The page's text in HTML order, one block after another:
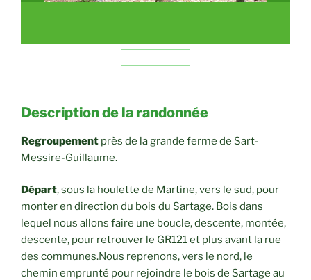
Description de la randonnée
Regroupement près de la grande ferme de Sart-
Messire-Guillaume.
Départ, sous la houlette de Martine, vers le sud, pour
monter en direction du bois du Sartage. Bois dans
lequel nous allons faire une boucle, descente, montée,
descente, pour retrouver le GR121 et plus avant la rue
des communes.Nous reprenons, vers le nord, le
chemin emprunté pour rejoindre le bois de Sartage au